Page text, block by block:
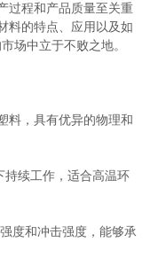
过程和产品质量至关重
料的特点、应用以及如
场中立于不败之地。
料，具有优异的物理和
持续工作，适合高温环
度和冲击强度，能够承